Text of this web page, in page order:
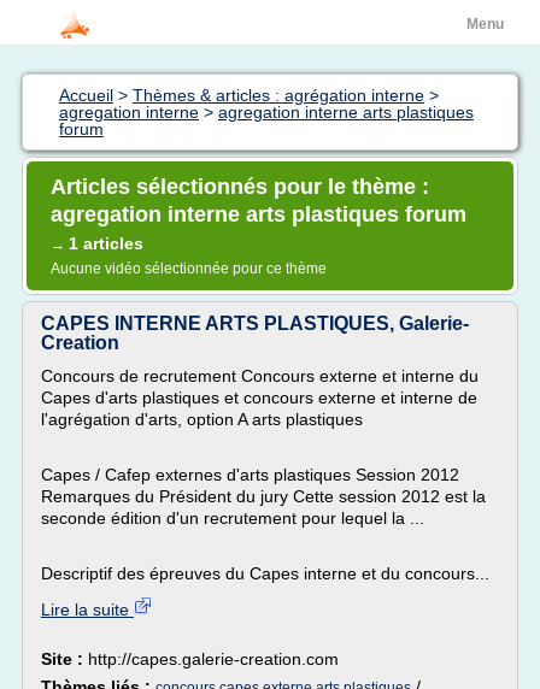
Menu
Accueil > Thèmes & articles : agrégation interne >
agregation interne > agregation interne arts plastiques
forum
Articles sélectionnés pour le thème :
agregation interne arts plastiques forum
→ 1 articles
Aucune vidéo sélectionnée pour ce thème
CAPES INTERNE ARTS PLASTIQUES, Galerie-
Creation
Concours de recrutement Concours externe et interne du
Capes d'arts plastiques et concours externe et interne de
l'agrégation d'arts, option A arts plastiques
Capes / Cafep externes d'arts plastiques Session 2012
Remarques du Président du jury Cette session 2012 est la
seconde édition d'un recrutement pour lequel la ...
Descriptif des épreuves du Capes interne et du concours...
Lire la suite
Site : http://capes.galerie-creation.com